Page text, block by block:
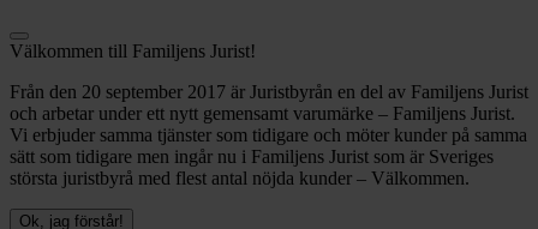
Välkommen till Familjens Jurist!
Från den 20 september 2017 är Juristbyrån en del av Familjens Jurist
och arbetar under ett nytt gemensamt varumärke – Familjens Jurist.
Vi erbjuder samma tjänster som tidigare och möter kunder på samma
sätt som tidigare men ingår nu i Familjens Jurist som är Sveriges
största juristbyrå med flest antal nöjda kunder – Välkommen.
Ok, jag förstår!